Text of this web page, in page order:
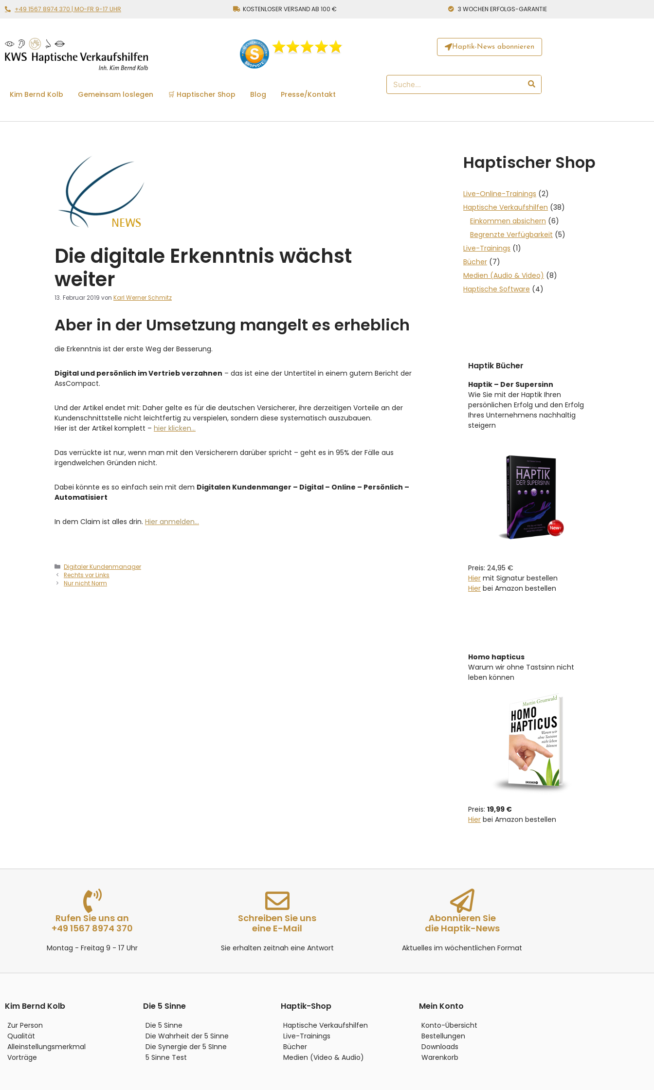
+49 1567 8974 370 | MO-FR 9-17 UHR KOSTENLOSER VERSAND AB 100 € 3 WOCHEN ERFOLGS-GARANTIE
Haptik-News abonnieren
Kim Bernd Kolb Gemeinsam loslegen 🛒 Haptischer Shop Blog Presse/Kontakt
Die digitale Erkenntnis wächst
weiter
13. Februar 2019 von Karl Werner Schmitz
Aber in der Umsetzung mangelt es erheblich
die Erkenntnis ist der erste Weg der Besserung.
Digital und persönlich im Vertrieb verzahnen – das ist eine der Untertitel in einem gutem Bericht der
AssCompact.
Und der Artikel endet mit: Daher gelte es für die deutschen Versicherer, ihre derzeitigen Vorteile an der
Kundenschnittstelle nicht leichtfertig zu verspielen, sondern diese systematisch auszubauen.
Hier ist der Artikel komplett – hier klicken…
Das verrückte ist nur, wenn man mit den Versicherern darüber spricht – geht es in 95% der Fälle aus
irgendwelchen Gründen nicht.
Dabei könnte es so einfach sein mit dem Digitalen Kundenmanger – Digital – Online – Persönlich –
Automatisiert
In dem Claim ist alles drin. Hier anmelden…
Digitaler Kundenmanager
Rechts vor Links
Nur nicht Norm
Haptischer Shop
Live-Online-Trainings (2)
Haptische Verkaufshilfen (38)
Einkommen absichern (6)
Begrenzte Verfügbarkeit (5)
Live-Trainings (1)
Bücher (7)
Medien (Audio & Video) (8)
Haptische Software (4)
Haptik Bücher
Haptik – Der Supersinn
Wie Sie mit der Haptik Ihren
persönlichen Erfolg und den Erfolg
Ihres Unternehmens nachhaltig
steigern
Preis: 24,95 €
Hier mit Signatur bestellen
Hier bei Amazon bestellen
Homo hapticus
Warum wir ohne Tastsinn nicht
leben können
Preis: 19,99 €
Hier bei Amazon bestellen
Rufen Sie uns an
+49 1567 8974 370
Montag - Freitag 9 - 17 Uhr
Schreiben Sie uns
eine E-Mail
Sie erhalten zeitnah eine Antwort
Abonnieren Sie
die Haptik-News
Aktuelles im wöchentlichen Format
Kim Bernd Kolb
Zur Person
Qualität
Alleinstellungsmerkmal
Vorträge
Die 5 Sinne
Die 5 Sinne
Die Wahrheit der 5 Sinne
Die Synergie der 5 SInne
5 Sinne Test
Haptik-Shop
Haptische Verkaufshilfen
Live-Trainings
Bücher
Medien (Video & Audio)
Mein Konto
Konto-Übersicht
Bestellungen
Downloads
Warenkorb